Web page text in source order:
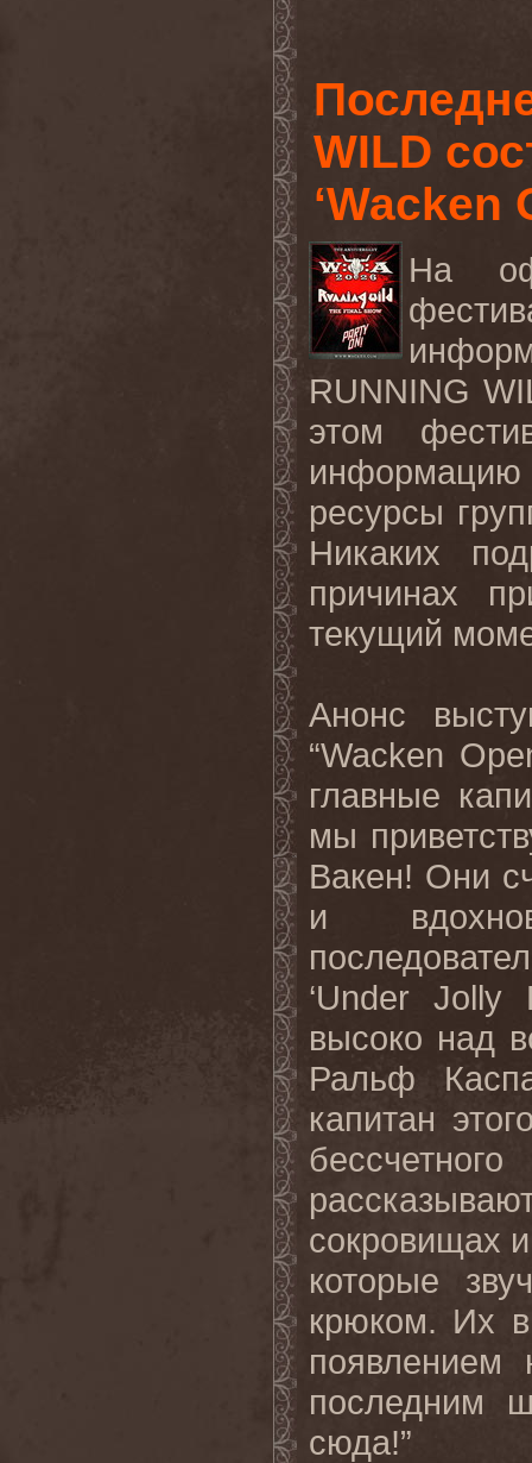
WILD
‘Wacken
На
RUNNING
этом
ресурсы
Никаких
причинах
текущий
Анонс
“Wacken
главные
мы
Вакен! Они
и
‘Under Jolly
высоко над
Ральф
капитан
сокровищах
которые
крюком. Их
последним
сюда!”